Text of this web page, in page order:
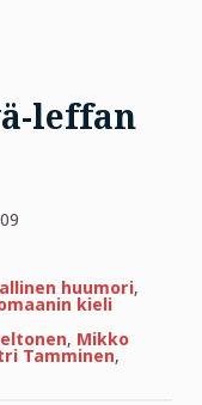
leffan
huumori,
kieli
, Mikko
Tamminen,